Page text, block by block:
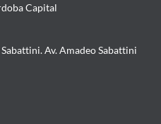
Capital
Av. Amadeo Sabattini